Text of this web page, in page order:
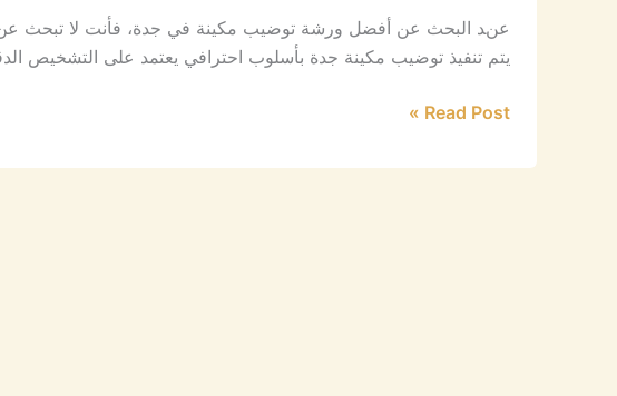
عند البحث عن أفضل ورشة توضيب مكينة في جدة، فأنت لا تبحث عن
يتم تنفيذ توضيب مكينة جدة بأسلوب احترافي يعتمد على التشخيص
جدة
Read Post »